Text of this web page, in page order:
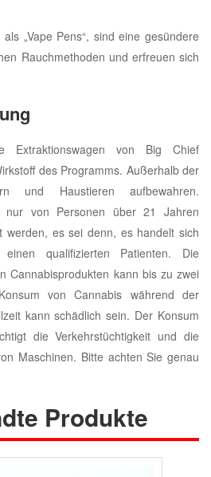
„Vape Pens“, sind eine gesündere
Rauchmethoden und erfreuen sich
Extraktionswagen von Big Chief
des Programms. Außerhalb der
und Haustieren aufbewahren.
nur von Personen über 21 Jahren
werden, es sei denn, es handelt sich
qualifizierten Patienten. Die
Cannabisprodukten kann bis zu zwei
von Cannabis während der
kann schädlich sein. Der Konsum
die Verkehrstüchtigkeit und die
Maschinen. Bitte achten Sie genau
Produkte